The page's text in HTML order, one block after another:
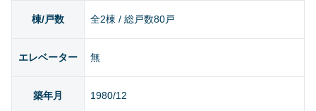
棟/戸数 全2棟 / 総戸数80戸
エレベーター 無
築年月 1980/12